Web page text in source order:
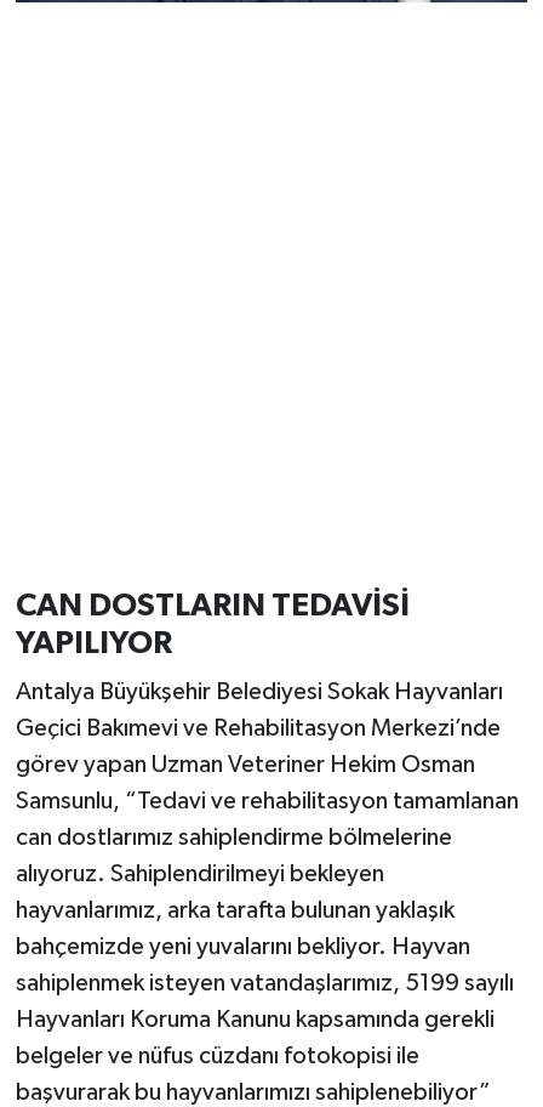
CAN DOSTLARIN TEDAVİSİ
YAPILIYOR
Antalya Büyükşehir Belediyesi Sokak Hayvanları
Geçici Bakımevi ve Rehabilitasyon Merkezi’nde
görev yapan Uzman Veteriner Hekim Osman
Samsunlu, “Tedavi ve rehabilitasyon tamamlanan
can dostlarımız sahiplendirme bölmelerine
alıyoruz. Sahiplendirilmeyi bekleyen
hayvanlarımız, arka tarafta bulunan yaklaşık
bahçemizde yeni yuvalarını bekliyor. Hayvan
sahiplenmek isteyen vatandaşlarımız, 5199 sayılı
Hayvanları Koruma Kanunu kapsamında gerekli
belgeler ve nüfus cüzdanı fotokopisi ile
başvurarak bu hayvanlarımızı sahiplenebiliyor”